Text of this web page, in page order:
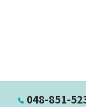
048-851-